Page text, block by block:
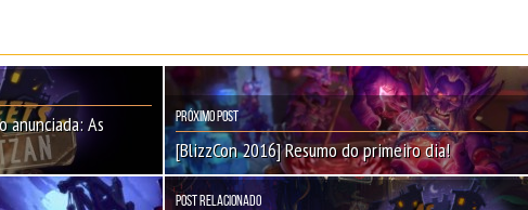
anunciada: As
Próximo Post
[BlizzCon 2016] Resumo do primeiro dia!
Post Relacionado